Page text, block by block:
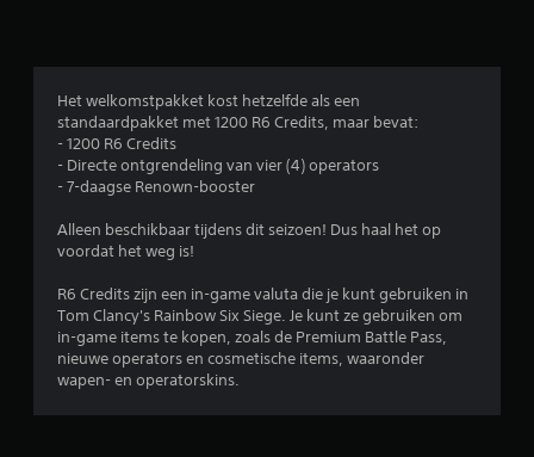
Het welkomstpakket kost hetzelfde als een
standaardpakket met 1200 R6 Credits, maar bevat:
- 1200 R6 Credits
- Directe ontgrendeling van vier (4) operators
- 7-daagse Renown-booster
Alleen beschikbaar tijdens dit seizoen! Dus haal het op
voordat het weg is!
R6 Credits zijn een in-game valuta die je kunt gebruiken in
Tom Clancy's Rainbow Six Siege. Je kunt ze gebruiken om
in-game items te kopen, zoals de Premium Battle Pass,
nieuwe operators en cosmetische items, waaronder
wapen- en operatorskins.